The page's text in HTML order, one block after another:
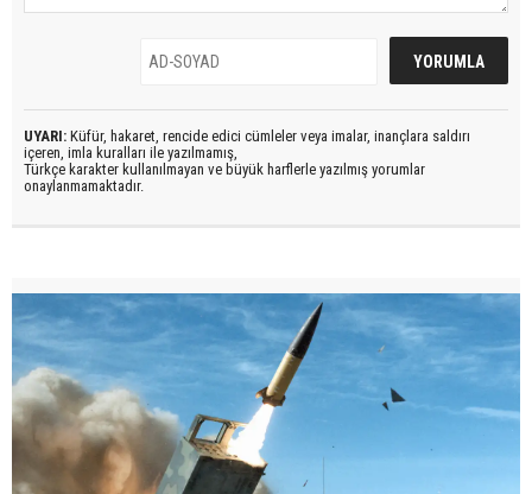
UYARI: Küfür, hakaret, rencide edici cümleler veya imalar, inançlara saldırı
içeren, imla kuralları ile yazılmamış,
Türkçe karakter kullanılmayan ve büyük harflerle yazılmış yorumlar
onaylanmamaktadır.